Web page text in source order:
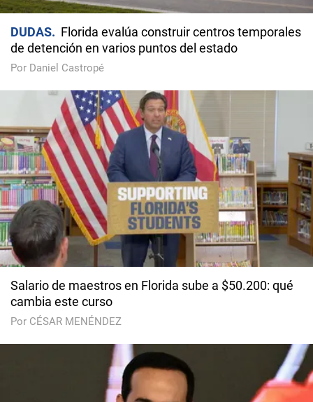
DUDAS
Florida evalúa construir centros temporales
de detención en varios puntos del estado
Por Daniel Castropé
Salario de maestros en Florida sube a $50.200: qué
cambia este curso
Por CÉSAR MENÉNDEZ